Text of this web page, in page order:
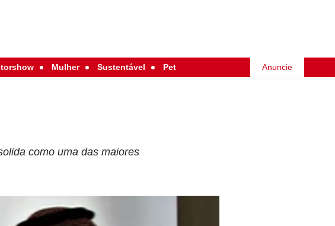
Mulher Sustentável Pet Anuncie
como uma das maiores